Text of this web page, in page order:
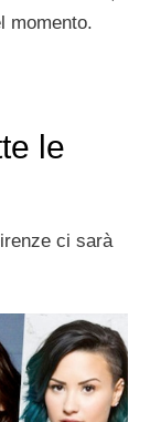
momento.
le
ci sarà